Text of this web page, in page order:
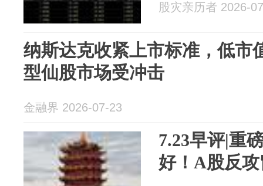
股灾亲历者 2026-
纳斯达克收紧上市标准，低市
型仙股市场受冲击
金融界 2026-07-23
7.23早评|重
好！A股反